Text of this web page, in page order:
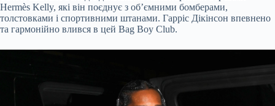
Hermès Kelly, які він поєднує з обʼємними бомберами,
толстовками і спортивними штанами. Гарріс Дікінсон впевнено
та гармонійно влився в цей Bag Boy Club.